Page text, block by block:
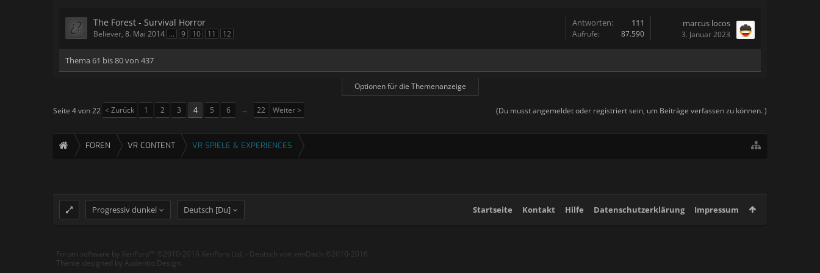
The Forest - Survival Horror
Believer, 8. Mai 2014 ... 9 10 11 12
Antworten: 111
Aufrufe: 87.590
marcus locos
3. Januar 2023
Thema 61 bis 80 von 437
Optionen für die Themenanzeige
(Du musst angemeldet oder registriert sein, um Beiträge verfassen zu können. )
Seite 4 von 22 < Zurück 1 2 3 4 5 6 → 22 Weiter >
FOREN VR CONTENT VR SPIELE & EXPERIENCES
Progressiv dunkel Deutsch [Du] Startseite Kontakt Hilfe Datenschutzerklärung Impressum
Forum software by XenForo™ ©2010-2016 XenForo Ltd. - Deutsch von xenDach ©2010-2016
Theme designed by Audentio Design.